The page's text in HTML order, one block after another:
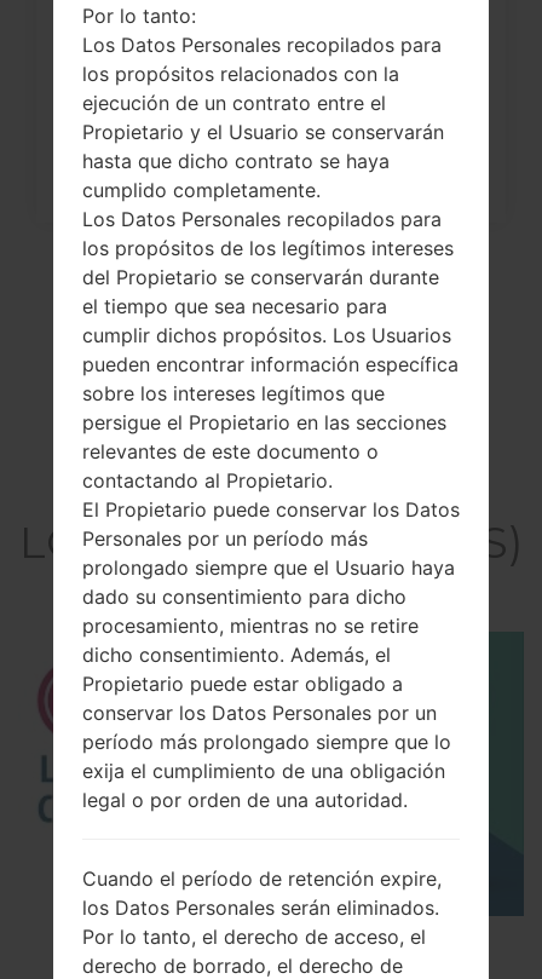
¿Cómo restablecer datos de fábrica
a través del menú...
El vídeo
LGD390NS(LGD390NS)
akaLG F60
Los 5 principales Códigos Secretos para LG!
Por lo tanto:
Los Datos Personales recopilados para
los propósitos relacionados con la
ejecución de un contrato entre el
Propietario y el Usuario se conservarán
hasta que dicho contrato se haya
cumplido completamente.
Los Datos Personales recopilados para
los propósitos de los legítimos intereses
del Propietario se conservarán durante
el tiempo que sea necesario para
cumplir dichos propósitos. Los Usuarios
pueden encontrar información específica
sobre los intereses legítimos que
persigue el Propietario en las secciones
relevantes de este documento o
contactando al Propietario.
El Propietario puede conservar los Datos
Personales por un período más
prolongado siempre que el Usuario haya
dado su consentimiento para dicho
procesamiento, mientras no se retire
dicho consentimiento. Además, el
Propietario puede estar obligado a
conservar los Datos Personales por un
período más prolongado siempre que lo
exija el cumplimiento de una obligación
legal o por orden de una autoridad.
Cuando el período de retención expire,
los Datos Personales serán eliminados.
Por lo tanto, el derecho de acceso, el
derecho de borrado, el derecho de